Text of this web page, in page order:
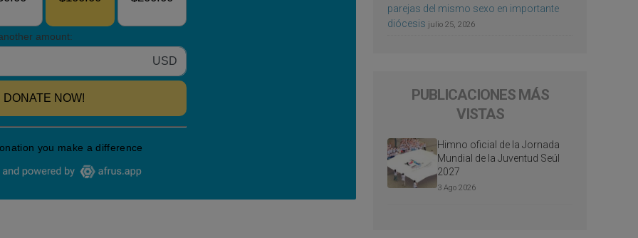
parejas del mismo sexo en importante
diócesis julio 25, 2026
PUBLICACIONES MÁS
VISTAS
Himno oficial de la Jornada
Mundial de la Juventud Seúl
2027
3 Ago 2026